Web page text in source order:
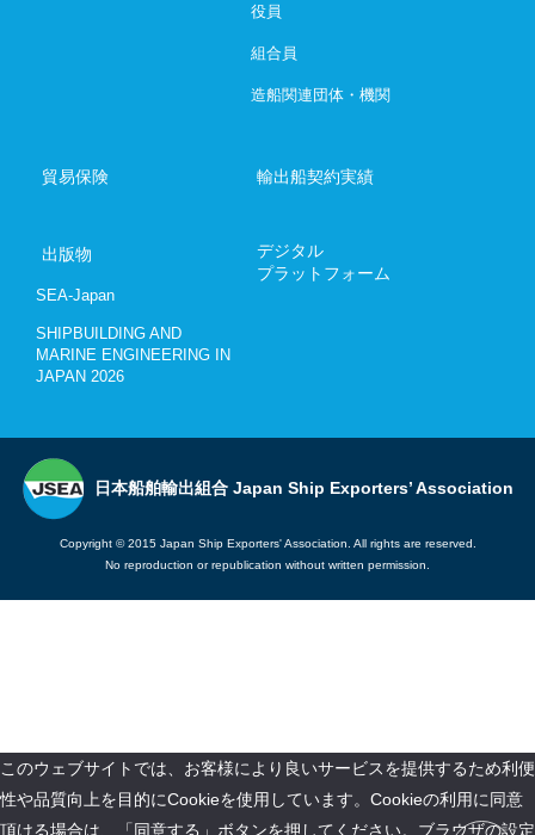
役員
組合員
造船関連団体・機関
貿易保険 輸出船契約実績
出版物
SEA-Japan
SHIPBUILDING AND
MARINE ENGINEERING IN
JAPAN 2026
デジタル
プラットフォーム
日本船舶輸出組合 Japan Ship Exporters’ Association
Copyright © 2015 Japan Ship Exporters' Association. All rights are reserved.
No reproduction or republication without written permission.
このウェブサイトでは、お客様により良いサービスを提供するため利便
性や品質向上を目的にCookieを使用しています。Cookieの利用に同意
頂ける場合は、「同意する」ボタンを押してください。ブラウザの設定